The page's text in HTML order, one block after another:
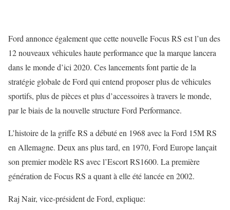
Ford annonce également que cette nouvelle Focus RS est l’un des
12 nouveaux véhicules haute performance que la marque lancera
dans le monde d’ici 2020. Ces lancements font partie de la
stratégie globale de Ford qui entend proposer plus de véhicules
sportifs, plus de pièces et plus d’accessoires à travers le monde,
par le biais de la nouvelle structure Ford Performance.
L’histoire de la griffe RS a débuté en 1968 avec la Ford 15M RS
en Allemagne. Deux ans plus tard, en 1970, Ford Europe lançait
son premier modèle RS avec l’Escort RS1600. La première
génération de Focus RS a quant à elle été lancée en 2002.
Raj Nair, vice-président de Ford, explique: